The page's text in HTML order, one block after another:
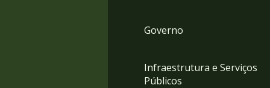
Governo
Infraestrutura e Serviços
Públicos